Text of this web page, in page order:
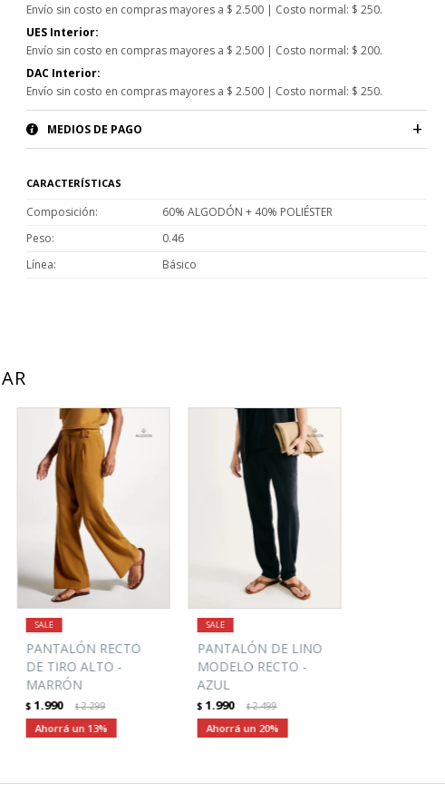
Envío sin costo en compras mayores a $ 2.500 | Costo normal: $ 250.
UES Interior:
Envío sin costo en compras mayores a $ 2.500 | Costo normal: $ 200.
DAC Interior:
Envío sin costo en compras mayores a $ 2.500 | Costo normal: $ 250.
MEDIOS DE PAGO
CARACTERÍSTICAS
Composición
60% ALGODÓN + 40% POLIÉSTER
Peso
0.46
Línea
Básico
PANTALÓN RECTO
DE TIRO ALTO -
MARRÓN
$ 1.990 $2.299
13
PANTALÓN DE LINO
MODELO RECTO -
AZUL
$ 1.990 $2.499
20